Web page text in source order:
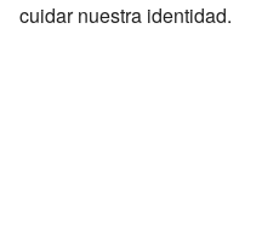
cuidar nuestra identidad.